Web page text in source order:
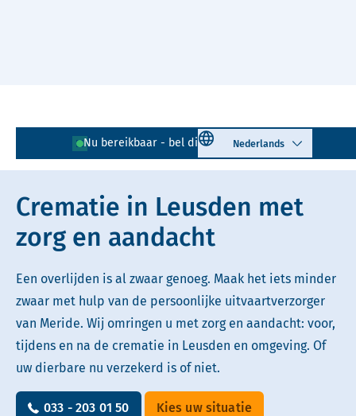
Nu bereikbaar - bel direct! 033 - 203 01 50
Select language
Lees voor Uitleg woorden
Simpele tekst
Crematie in Leusden met
zorg en aandacht
Een overlijden is al zwaar genoeg. Maak het iets minder
zwaar met hulp van de persoonlijke uitvaartverzorger
van Meride. Wij omringen u met zorg en aandacht: voor,
tijdens en na de crematie in Leusden en omgeving. Of
uw dierbare nu verzekerd is of niet.
033 - 203 01 50 Kies uw situatie